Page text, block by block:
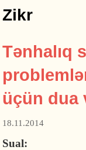
Zikr
Tənhalıq
üçün dua
18.11.2014
Sual: